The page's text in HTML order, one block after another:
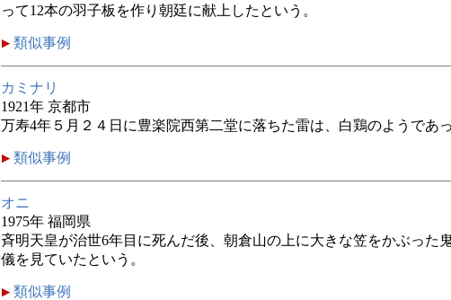
って12本の羽子板を作り朝廷に献上したという。
類似事例
カミナリ
1921年 京都市
万寿4年５月２４日に豊楽院西第二堂に落ちた雷は、白鶏のようであっ
類似事例
オニ
1975年 福岡県
斉明天皇が治世6年目に死んだ後、朝倉山の上に大きな笠をかぶった
儀を見ていたという。
類似事例